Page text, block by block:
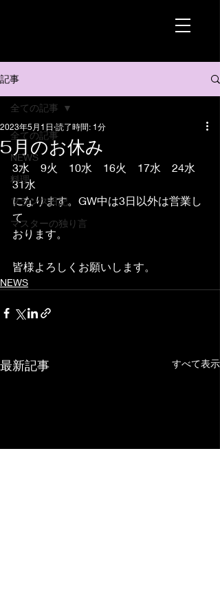
記事
全ての記事
NEWS
料理
フランス日記
マスターの独り言
全ての記事
5月のお休み
2023年5月1日 読了時間: 1分
3水　9火　10水　16火　17水　24水
31水
になります。GW中は3日以外は営業し
て
おります。
皆様よろしくお願いします。
NEWS
最新記事 すべて表示